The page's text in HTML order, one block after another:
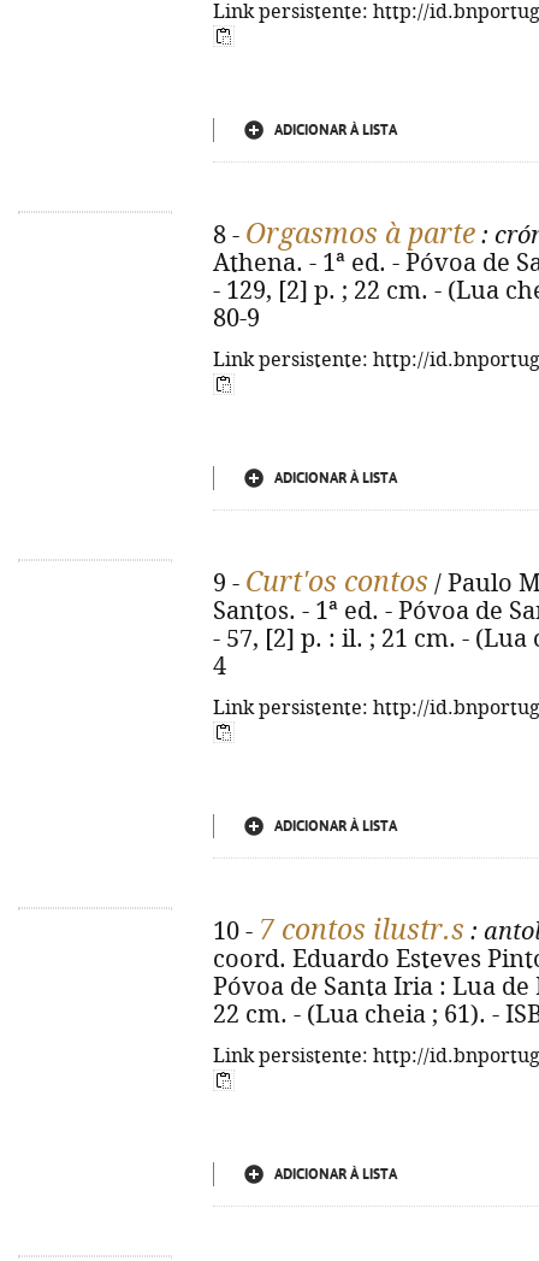
Link persistente: http://
ADICIONAR À LISTA
8 - Orgasmos à parte :
Athena. - 1ª ed. - Póvoa de
- 129, [2] p. ; 22 cm. - (Lua
80-9
Link persistente: http://
ADICIONAR À LISTA
9 - Curt'os contos / Paulo
Santos. - 1ª ed. - Póvoa de
- 57, [2] p. : il. ; 21 cm. - (Lua
4
Link persistente: http://
ADICIONAR À LISTA
10 - 7 contos ilustr.s :
coord. Eduardo Esteves
Póvoa de Santa Iria : Lua
22 cm. - (Lua cheia ; 61). -
Link persistente: http://
ADICIONAR À LISTA